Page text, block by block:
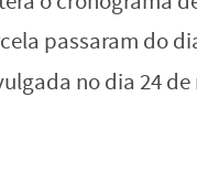
passaram do
no dia 24